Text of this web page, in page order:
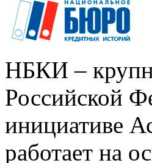
НБКИ –
Российской
инициативе
работает на